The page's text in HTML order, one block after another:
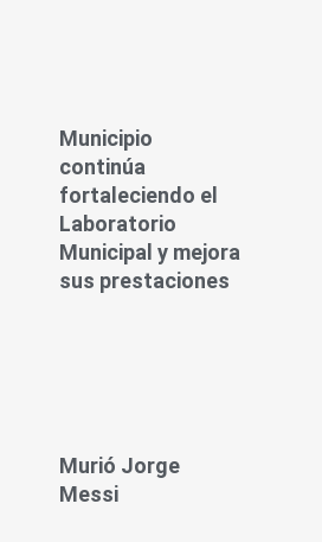
Municipio
continúa
fortaleciendo el
Laboratorio
Municipal y mejora
sus prestaciones
Murió Jorge
Messi